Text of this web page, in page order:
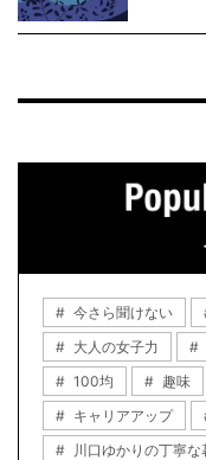
今さら聞けない
大人の女子力
100均
趣味
キャリアアップ
川口ゆかりの丁寧な